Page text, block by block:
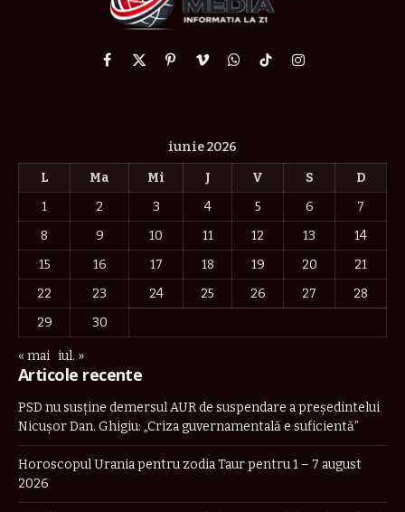
Facebook
X
PinterestVimeoWhatsApp
TikTokInstagram
iunie 2026
L
Ma Mi J V S
D
1
2 3 4 5 6
7
8
9 10 11 12 13
14
15
16 17 18 19 20
21
22
23 24 25 26 27
28
29
30
« mai iul. »
Articole recente
PSD nu susține demersul AUR de suspendare a președintelui
Nicușor Dan. Ghigiu: „Criza guvernamentală e suficientă”
Horoscopul Urania pentru zodia Taur pentru 1 – 7 august
2026